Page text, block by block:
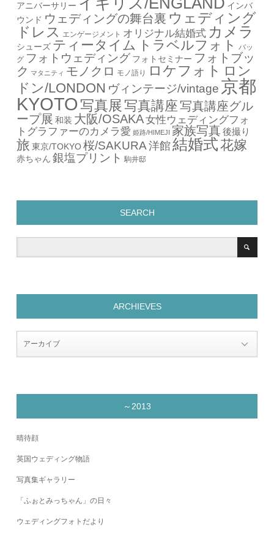
アニバーサリー
インバ
ウンド ウェディングの舞台裏 ウェディング
ドレス エンゲージメント オリジナル結婚式 カメラ
シューズ ティータイム トラベルフォト
バッ
グ フォトウェディング フォトセミナー フォトブッ
ク マタニティ モノクロ モノ語り ロケフォト ロン
ドン/LONDON ヴィンテージ/vintage 京都
KYOTO 写真展 写真講座写真講座グル
ープ展 和装 大阪/OSAKA女性ウェディングフォ
トグラファーのカメラ愛 姫路/HIMEJI 家族写真 後撮り
旅 東京/TOKYO 桜/SAKURA 洋館 結婚式花嫁
赤ちゃん 銀塩プリント 駒井邸
SEARCH
ARCHIEVES
～2013
晴待顔
英国ウェディング物語
写真集ギャラリー
「ふぉとみっちゃん」の日々
ウェディングフォトだより